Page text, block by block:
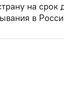
на срок
в